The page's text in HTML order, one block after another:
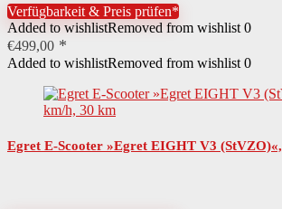
Sonderregelung
Diesem Artikel liegt eine
bei.
Länge
Höchstgeschwindigkeit
Eigenschaften klappbar
Verfügbarkeit & Preis prüfen*
Added to wishlistRemoved from wishlist 0
€499,00
Added to wishlistRemoved from wishlist 0
Egret E-Scooter »Egret EIGHT V3